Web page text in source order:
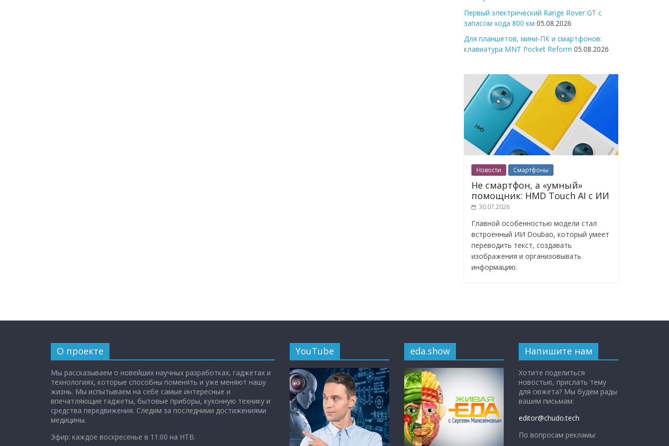
Первый электрический Range Rover GT с
запасом хода 800 км 05.08.2026
Для планшетов, мини-ПК и смартфонов:
клавиатура MNT Pocket Reform 05.08.2026
Новости Смартфоны
Не смартфон, а «умный»
помощник: HMD Touch AI с ИИ
30.07.2026
Главной особенностью модели стал
встроенный ИИ Doubao, который умеет
переводить текст, создавать
изображения и организовывать
информацию.
О проекте
Мы рассказываем о новейших научных разработках, гаджетах и
технологиях, которые способны поменять и уже меняют нашу
жизнь. Мы испытываем на себе самые интересные и
впечатляющие гаджеты, бытовые приборы, кухонную технику и
средства передвижения. Следим за последними достижениями
медицины.
Эфир: каждое воскресенье в 11:00 на НТВ.
YouTube eda.show Напишите нам
Хотите поделиться
новостью, прислать тему
для сюжета? Мы будем рады
вашим письмам:
editor@chudo.tech
По вопросам рекламы: